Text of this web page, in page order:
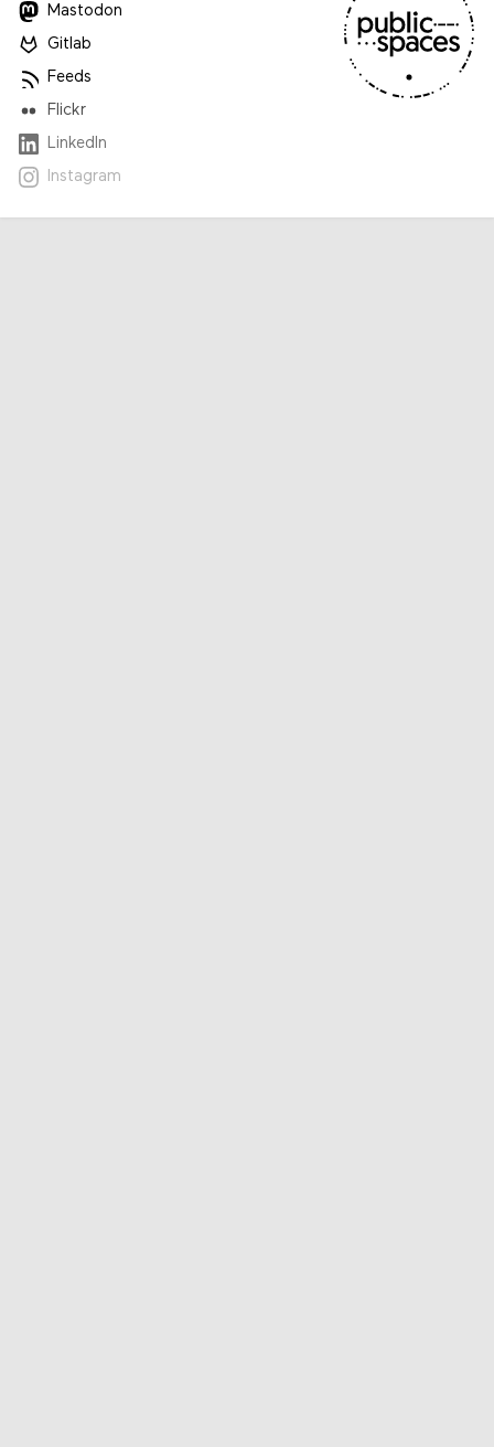
Mastodon
Gitlab
Feeds
Flickr
LinkedIn
Instagram